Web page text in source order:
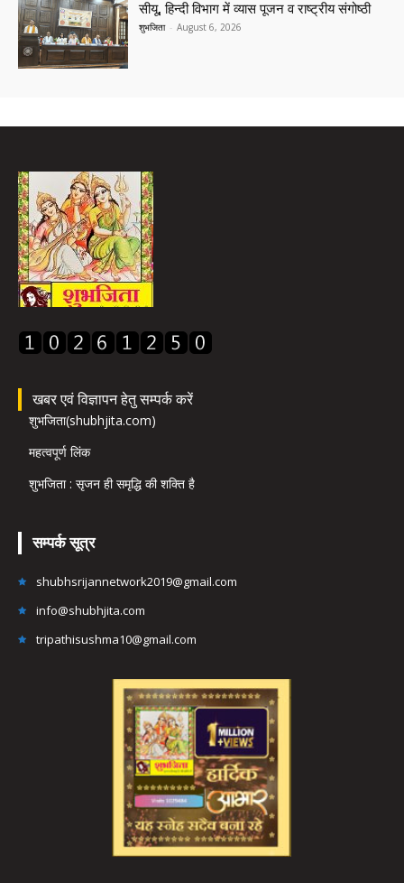
सीयू, हिन्दी विभाग में व्यास पूजन व राष्ट्रीय संगोष्ठी
शुभजिता - August 6, 2026
खबर एवं विज्ञापन हेतु सम्पर्क करें
शुभजिता(shubhjita.com)
महत्वपूर्ण लिंक
शुभजिता : सृजन ही समृद्धि की शक्ति है
सम्पर्क सूत्र
shubhsrijannetwork2019@gmail.com
info@shubhjita.com
tripathisushma10@gmail.com